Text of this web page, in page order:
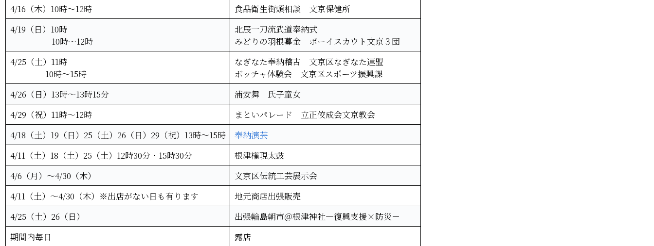
4/16（木）10時～12時
食品衛生街頭相談 文京保健所
4/19（日）10時
10時～12時
北辰一刀流武道奉納式
みどりの羽根募金 ボーイスカウト文京３団
4/25（土）11時
10時～15時
なぎなた奉納稽古 文京区なぎなた連盟
ボッチャ体験会 文京区スポーツ振興課
4/26（日）13時～13時15分
浦安舞 氏子童女
4/29（祝）11時～12時
まといパレード 立正佼成会文京教会
4/18（土）19（日）25（土）26（日）29（祝）13時～15時
奉納演芸
4/11（土）18（土）25（土）12時30分・15時30分
根津権現太鼓
4/6（月）～4/30（木）
文京区伝統工芸展示会
4/11（土）～4/30（木）※出店がない日も有ります
地元商店出張販売
4/25（土）26（日）
出張輪島朝市＠根津神社―復興支援×防災－
期間内毎日
露店